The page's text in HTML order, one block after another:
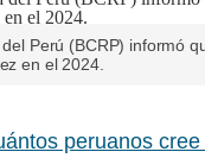
Perú (BCRP) informó
en el 2024.
peruanos